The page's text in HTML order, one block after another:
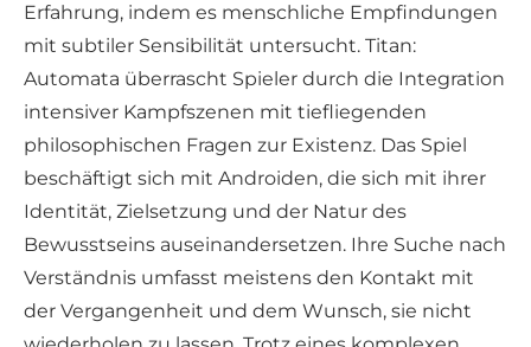
Erfahrung, indem es menschliche Empfindungen
mit subtiler Sensibilität untersucht. Titan:
Automata überrascht Spieler durch die Integration
intensiver Kampfszenen mit tiefliegenden
philosophischen Fragen zur Existenz. Das Spiel
beschäftigt sich mit Androiden, die sich mit ihrer
Identität, Zielsetzung und der Natur des
Bewusstseins auseinandersetzen. Ihre Suche nach
Verständnis umfasst meistens den Kontakt mit
der Vergangenheit und dem Wunsch, sie nicht